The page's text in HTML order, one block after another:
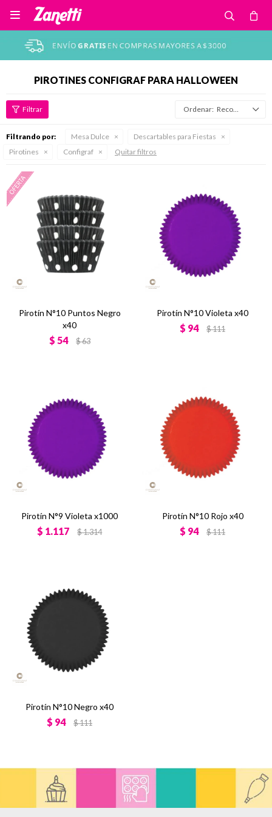

PIROTINES CONFIGRAF PARA HALLOWEEN
Recomendados
Filtrando por: Mesa Dulce
Descartables para Fiestas
Pirotines
Configraf Quitar filtros
Pirotín N°10 Puntos Negro
x40
$ 54 $63
Pirotín N°10 Violeta x40
$ 94 $111
Pirotín N°9 Violeta x1000
$ 1.117 $1.314
Pirotín N°10 Rojo x40
$ 94 $111
Pirotín N°10 Negro x40
$ 94 $111